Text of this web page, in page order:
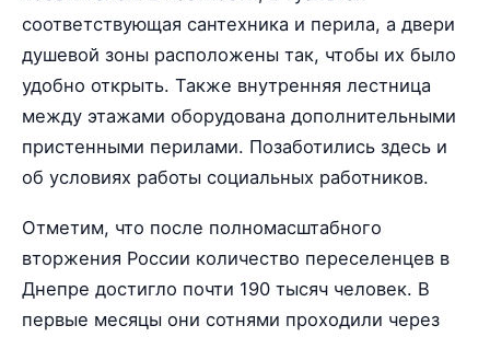
соответствующая сантехника и перила, а двери
душевой зоны расположены так, чтобы их было
удобно открыть. Также внутренняя лестница
между этажами оборудована дополнительными
пристенными перилами. Позаботились здесь и
об условиях работы социальных работников.
Отметим, что после полномасштабного
вторжения России количество переселенцев в
Днепре достигло почти 190 тысяч человек. В
первые месяцы они сотнями проходили через